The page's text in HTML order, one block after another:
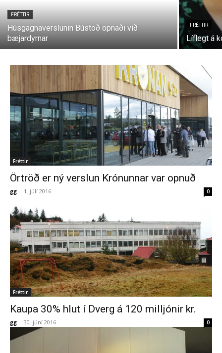
FRÉTTIR
Húsgagnaverslunin Bústoð opnaði við
bæjardyrnar
FRÉTTIR
Líflegt á
Fréttir
Örtröð er ný verslun Krónunnar var opnuð
gg - 1. júlí 2016 0
Fréttir
Kaupa 30% hlut í Dverg á 120 milljónir kr.
gg - 30. júní 2016 0